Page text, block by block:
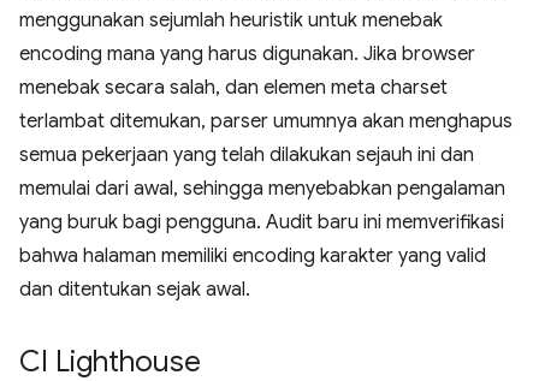
menggunakan sejumlah heuristik untuk menebak
encoding mana yang harus digunakan. Jika browser
menebak secara salah, dan elemen meta charset
terlambat ditemukan, parser umumnya akan menghapus
semua pekerjaan yang telah dilakukan sejauh ini dan
memulai dari awal, sehingga menyebabkan pengalaman
yang buruk bagi pengguna. Audit baru ini memverifikasi
bahwa halaman memiliki encoding karakter yang valid
dan ditentukan sejak awal.
CI Lighthouse